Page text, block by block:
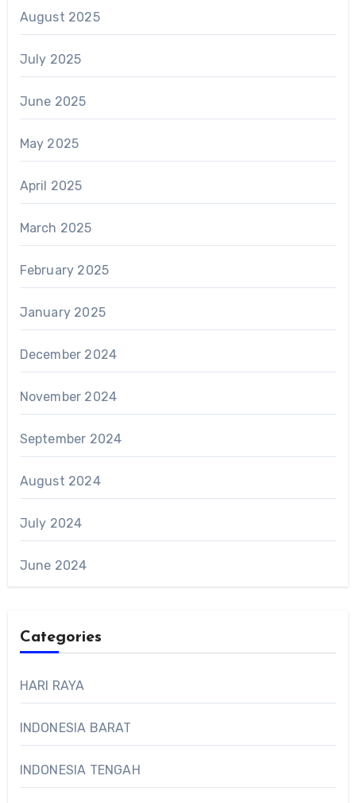
August 2025
July 2025
June 2025
May 2025
April 2025
March 2025
February 2025
January 2025
December 2024
November 2024
September 2024
August 2024
July 2024
June 2024
Categories
HARI RAYA
INDONESIA BARAT
INDONESIA TENGAH